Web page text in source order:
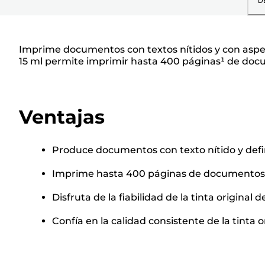
Imprime documentos con textos nítidos y con
15 ml permite imprimir hasta 400 páginas¹ de
Ventajas
Produce documentos con texto nítido y
Imprime hasta 400 páginas de
Disfruta de la fiabilidad de la tinta original
Confía en la calidad consistente de la tinta